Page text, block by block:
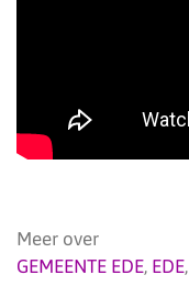
Meer over
GEMEENTE EDE, EDE,